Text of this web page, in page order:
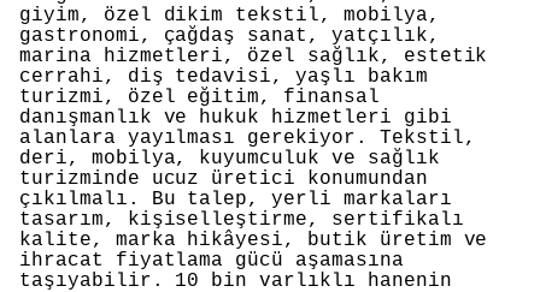
giyim, özel dikim tekstil, mobilya,
gastronomi, çağdaş sanat, yatçılık,
marina hizmetleri, özel sağlık, estetik
cerrahi, diş tedavisi, yaşlı bakım
turizmi, özel eğitim, finansal
danışmanlık ve hukuk hizmetleri gibi
alanlara yayılması gerekiyor. Tekstil,
deri, mobilya, kuyumculuk ve sağlık
turizminde ucuz üretici konumundan
çıkılmalı. Bu talep, yerli markaları
tasarım, kişiselleştirme, sertifikalı
kalite, marka hikâyesi, butik üretim ve
ihracat fiyatlama gücü aşamasına
taşıyabilir. 10 bin varlıklı hanenin